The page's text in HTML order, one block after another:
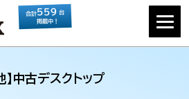
合計559 台
掲載中！
】中古デスクトップ